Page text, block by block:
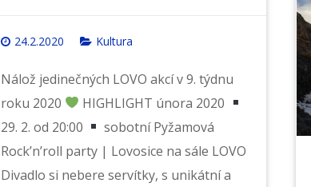
24.2.2020 Kultura
Nálož jedinečných LOVO akcí v 9. týdnu
roku 2020
HIGHLIGHT února 2020
29. 2. od 20:00
sobotní Pyžamová
Rock’n’roll party | Lovosice na sále LOVO
Divadlo si nebere servítky, s unikátní a